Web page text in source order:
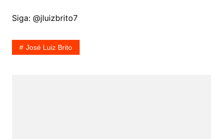
Siga: @jluizbrito7
José Luiz Brito